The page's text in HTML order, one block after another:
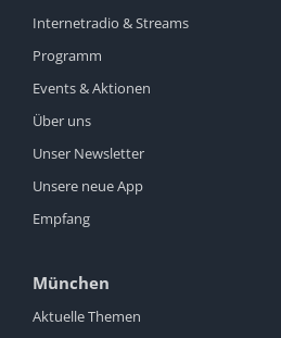
Internetradio & Streams
Programm
Events & Aktionen
Über uns
Unser Newsletter
Unsere neue App
Empfang
München
Aktuelle Themen